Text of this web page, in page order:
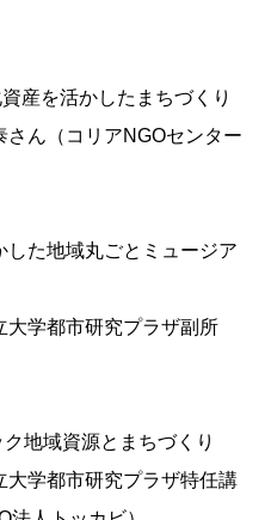
産を活かしたまちづくり
ん（コリアNGOセンター
た地域丸ごとミュージア
都市研究プラザ副所
地域資源とまちづくり
都市研究プラザ特任講